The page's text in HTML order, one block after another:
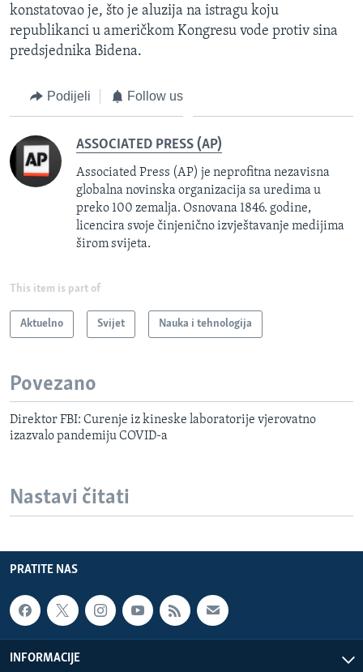
konstatovao je, što je aluzija na istragu koju
republikanci u američkom Kongresu vode protiv sina
predsjednika Bidena.
Podijeli Follow us
ASSOCIATED PRESS (AP)
Associated Press (AP) je neprofitna nezavisna
globalna novinska organizacija sa uredima u
preko 100 zemalja. Osnovana 1846. godine,
licencira svoje činjenično izvještavanje medijima
širom svijeta.
This item is part of
Aktuelno Svijet Nauka i tehnologija
Povezano
Direktor FBI: Curenje iz kineske laboratorije vjerovatno
izazvalo pandemiju COVID-a
Nastavi čitati
PRATITE NAS
INFORMACIJE